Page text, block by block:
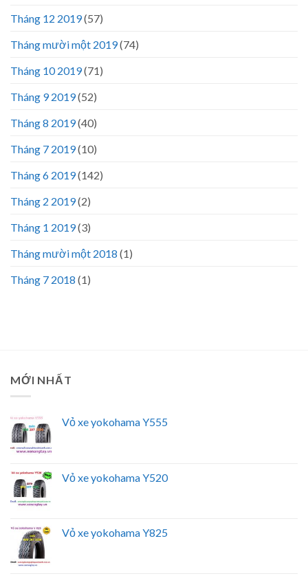
Tháng 12 2019(57)
Tháng mười một 2019(74)
Tháng 10 2019(71)
Tháng 9 2019(52)
Tháng 8 2019(40)
Tháng 7 2019(10)
Tháng 6 2019(142)
Tháng 2 2019(2)
Tháng 1 2019(3)
Tháng mười một 2018 (1)
Tháng 7 2018 (1)
MỚI NHẤT
Vỏ xe yokohama Y555
Vỏ xe yokohama Y520
Vỏ xe yokohama Y825